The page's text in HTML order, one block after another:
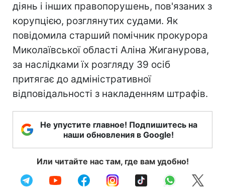
діянь і інших правопорушень, пов'язаних з
корупцією, розглянутих судами. Як
повідомила старший помічник прокурора
Миколаївської області Аліна Жиганурова,
за наслідками їх розгляду 39 осіб
притягає до адміністративної
відповідальності з накладенням штрафів.
Не упустите главное! Подпишитесь на
наши обновления в Google!
Или читайте нас там, где вам удобно!